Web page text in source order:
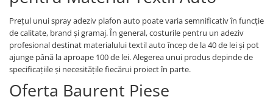
Segmenti motor
Termoflot
Cablu acceleratie
Senzori de presiune ulei
Vaporizatoare
Radiatoare AC
Piese frana
Piese Vermeer
Piese Gehl
Piese Socage
Piese Kaeser
Piese Wacker Neuson
Prețul unui spray adeziv plafon auto poate varia semnificativ în funcție
de calitate, brand și gramaj. În general, costurile pentru un adeziv
profesional destinat materialului textil auto încep de la 40 de lei și pot
ajunge până la aproape 100 de lei. Alegerea unui produs depinde de
specificațiile și necesitățile fiecărui proiect în parte.
Oferta Baurent Piese